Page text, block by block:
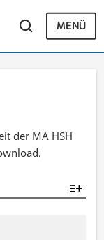
MENÜ
der MA HSH